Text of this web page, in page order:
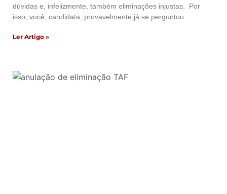
dúvidas e, infelizmente, também eliminações injustas. Por
isso, você, candidata, provavelmente já se perguntou
Ler Artigo »